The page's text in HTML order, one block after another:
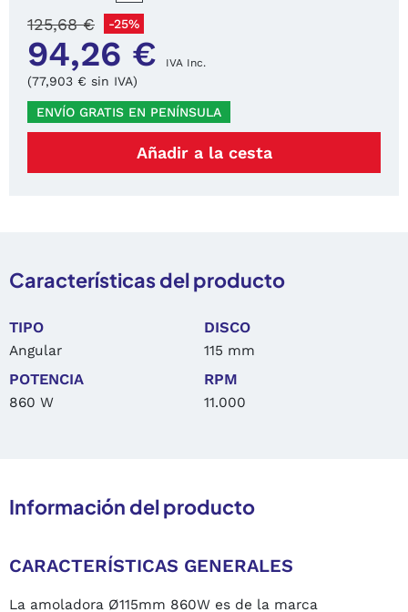
94,26 € IVA Inc.
125,68 € -25%
(77,903 € sin IVA)
ENVÍO GRATIS EN PENÍNSULA
Añadir a la cesta
Características del producto
TIPO
Angular
DISCO
115 mm
POTENCIA
860 W
RPM
11.000
Información del producto
CARACTERÍSTICAS GENERALES
La amoladora Ø115mm 860W es de la marca